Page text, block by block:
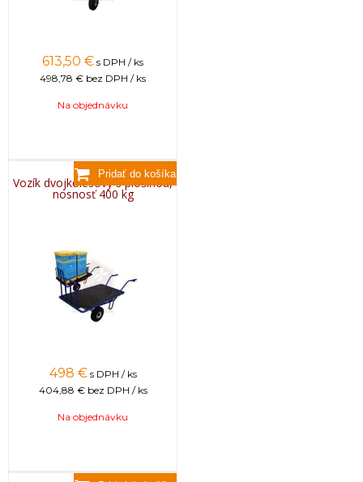
613,50 € s DPH / ks
498,78 € bez DPH / ks
Na objednávku
Vozík dvojkolesový s plošinou,
nosnosť 400 kg
498 € s DPH / ks
404,88 € bez DPH / ks
Na objednávku